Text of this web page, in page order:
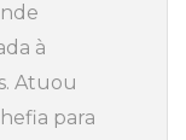
à
Atuou
para